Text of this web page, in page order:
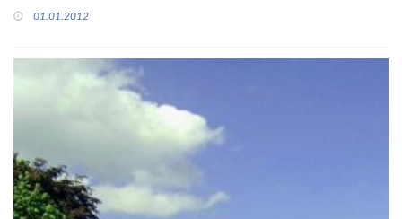
01.01.2012